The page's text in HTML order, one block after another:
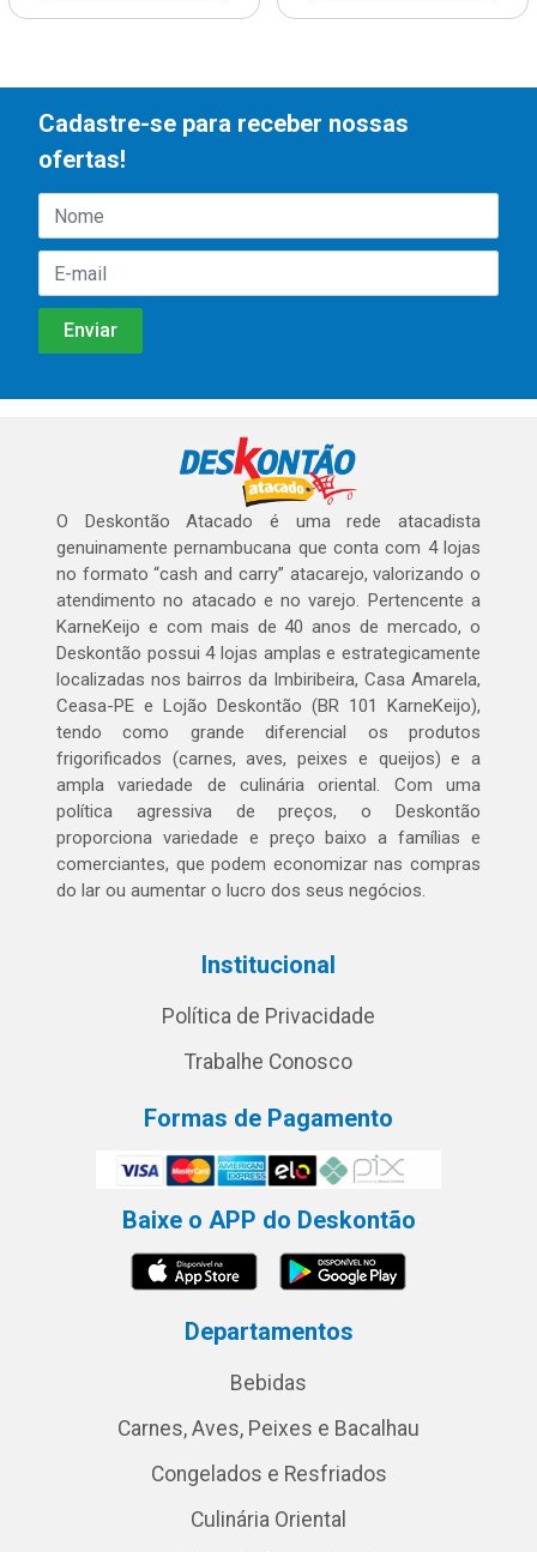
Cadastre-se para receber nossas
ofertas!
O Deskontão Atacado é uma rede atacadista
genuinamente pernambucana que conta com 4 lojas
no formato “cash and carry” atacarejo, valorizando o
atendimento no atacado e no varejo. Pertencente a
KarneKeijo e com mais de 40 anos de mercado, o
Deskontão possui 4 lojas amplas e estrategicamente
localizadas nos bairros da Imbiribeira, Casa Amarela,
Ceasa-PE e Lojão Deskontão (BR 101 KarneKeijo),
tendo como grande diferencial os produtos
frigorificados (carnes, aves, peixes e queijos) e a
ampla variedade de culinária oriental. Com uma
política agressiva de preços, o Deskontão
proporciona variedade e preço baixo a famílias e
comerciantes, que podem economizar nas compras
do lar ou aumentar o lucro dos seus negócios.
Institucional
Política de Privacidade
Trabalhe Conosco
Formas de Pagamento
Baixe o APP do Deskontão
Departamentos
Bebidas
Carnes, Aves, Peixes e Bacalhau
Congelados e Resfriados
Culinária Oriental